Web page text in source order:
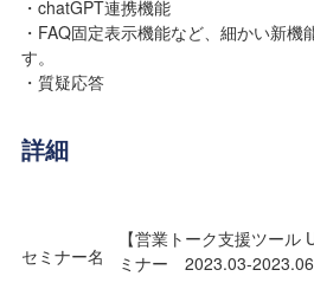
・chatGPT連携機能
・FAQ固定表示機能など、細かい新機
す。
・質疑応答
詳細
セミナー名
【営業トーク支援ツール
ミナー 2023.03-2023.06